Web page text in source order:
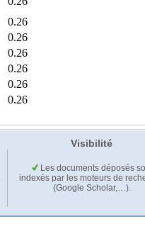
Visibilité
Les documents déposés
indexés par les moteurs de
(Google Scholar,…).